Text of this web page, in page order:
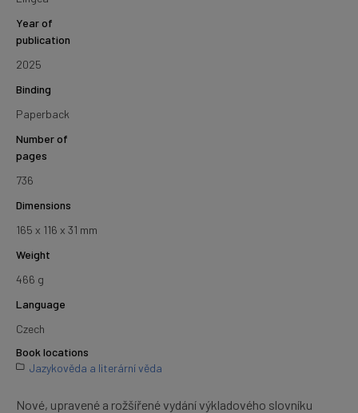
Year of
publication
2025
Binding
Paperback
Number of
pages
736
Dimensions
165 x 116 x 31 mm
Weight
466 g
Language
Czech
Book locations
Jazykověda a literární věda
Nové, upravené a rožšířené vydání výkladového slovníku